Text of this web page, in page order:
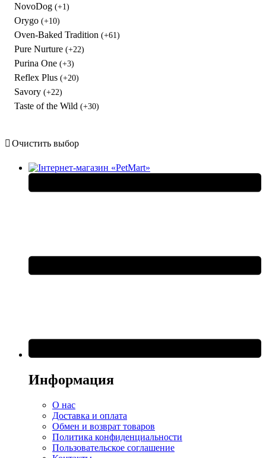
NovoDog (+1)
Orygo (+10)
Oven-Baked Tradition (+61)
Pure Nurture (+22)
Purina One (+3)
Reflex Plus (+20)
Savory (+22)
Taste of the Wild (+30)
Очистить выбор
Информация
О нас
Доставка и оплата
Обмен и возврат товаров
Политика конфиденциальности
Пользовательское соглашение